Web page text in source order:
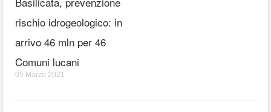
rischio idrogeologico: in
arrivo 46 mln per 46
Comuni lucani
05 Marzo 2021